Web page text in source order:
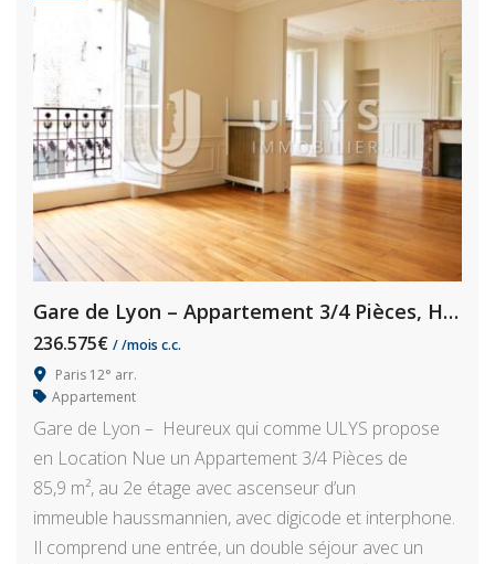
Gare de Lyon – Appartement 3/4 Pièces, Haussmannien
236.575€ / /mois c.c.
Paris 12° arr.
Appartement
Gare de Lyon – Heureux qui comme ULYS propose
en Location Nue un Appartement 3/4 Pièces de
85,9 m², au 2e étage avec ascenseur d’un
immeuble haussmannien, avec digicode et interphone.
Il comprend une entrée, un double séjour avec un